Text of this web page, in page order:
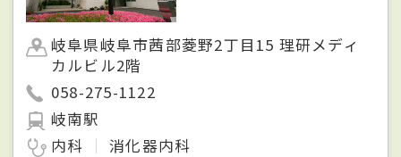
岐阜県岐阜市茜部菱野2丁目15 理研メディ
カルビル2階
058-275-1122
岐南駅
内科
消化器内科